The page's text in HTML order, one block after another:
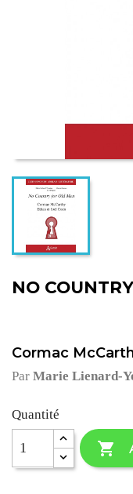
NO
Cormac
Par Marie Lienard-
Quantité
